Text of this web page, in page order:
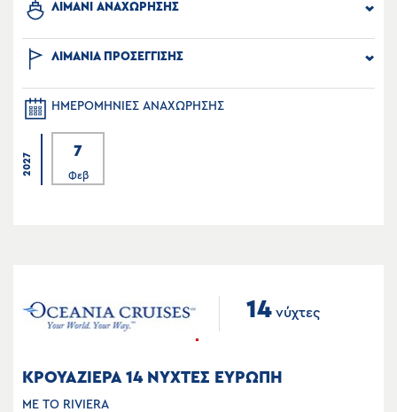
ΛΙΜΑΝΙ ΑΝΑΧΩΡΗΣΗΣ
ΛΙΜΑΝΙΑ ΠΡΟΣΕΓΓΙΣΗΣ
ΗΜΕΡΟΜΗΝΙΕΣ ΑΝΑΧΩΡΗΣΗΣ
2027
7
Φεβ
14 νύχτες
ΚΡΟΥΑΖΙΕΡΑ 14 ΝΥΧΤΕΣ ΕΥΡΩΠΗ
ΜΕ ΤΟ RIVIERA